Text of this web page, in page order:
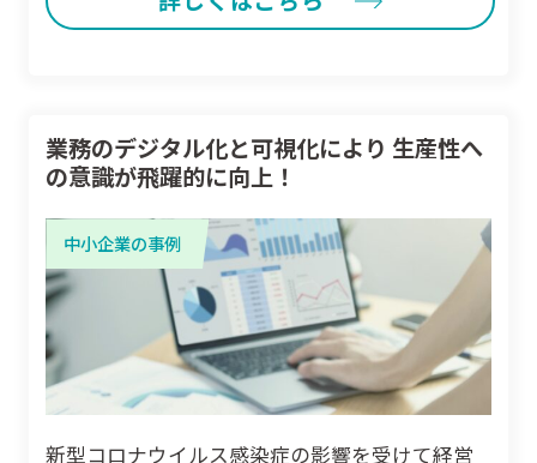
業務のデジタル化と可視化により 生産性へ
の意識が飛躍的に向上！
中小企業の事例
新型コロナウイルス感染症の影響を受けて経営